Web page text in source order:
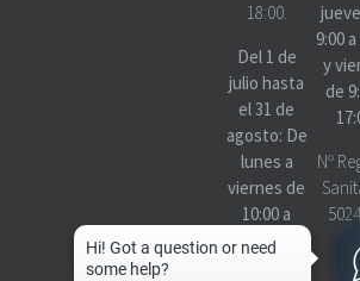
18:00.
Del 1 de
julio hasta
el 31 de
agosto: De
lunes a
viernes de
10:00 a
18:00
9:00
y
de
Nº